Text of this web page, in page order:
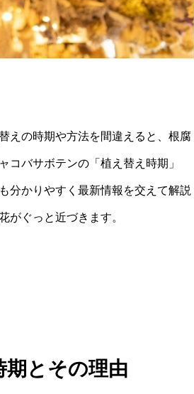
えの時期や方法を間違えると、根腐
コバサボテンの「植え替え時期」
分かりやすく最新情報を交えて解説
がぐっと近づきます。
とその理由